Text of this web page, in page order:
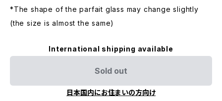
*The shape of the parfait glass may change slightly
(the size is almost the same)
International shipping available
Sold out
日本国内にお住まいの方向け